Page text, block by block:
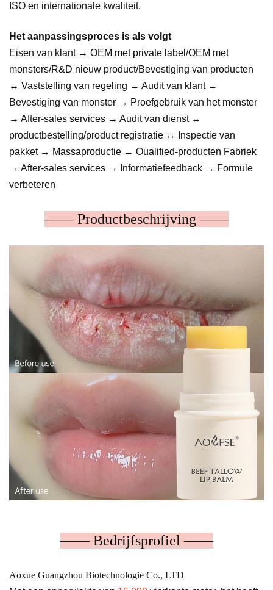
ISO en internationale kwaliteit.
Het aanpassingsproces is als volgt
Eisen van klant → OEM met private label/OEM met
monsters/R&D nieuw product/Bevestiging van producten
↔ Vaststelling van regeling → Audit van klant →
Bevestiging van monster → Proefgebruik van het monster
→ After-sales services → Audit van dienst ↔
productbestelling/product registratie ↔ Inspectie van
pakket → Massaproductie → Oualified-producten Fabriek
→ After-sales services → Informatiefeedback → Formule
verbeteren
—— Productbeschrijving ——
—— Bedrijfsprofiel ——
Aoxue Guangzhou Biotechnologie Co., LTD